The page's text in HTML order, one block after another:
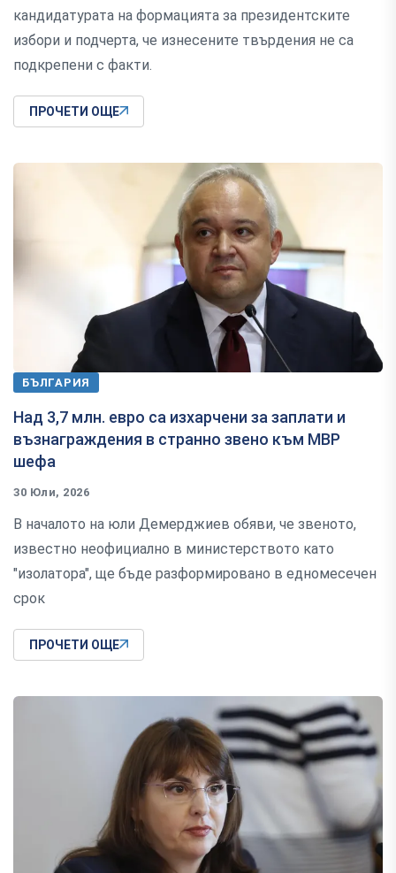
кандидатурата на формацията за президентските
избори и подчерта, че изнесените твърдения не са
подкрепени с факти.
ПРОЧЕТИ ОЩЕ
БЪЛГАРИЯ
Над 3,7 млн. евро са изхарчени за заплати и
възнаграждения в странно звено към МВР
шефа
30 Юли, 2026
В началото на юли Демерджиев обяви, че звеното,
известно неофициално в министерството като
"изолатора", ще бъде разформировано в едномесечен
срок
ПРОЧЕТИ ОЩЕ